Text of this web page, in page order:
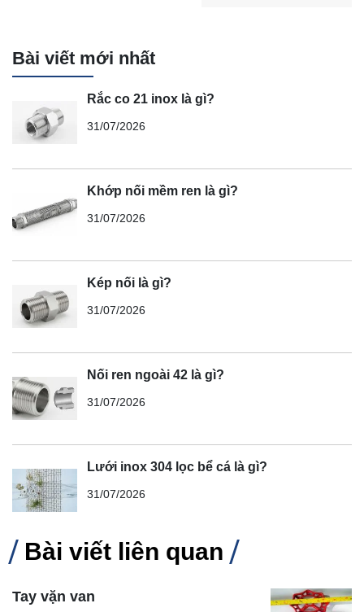
Bài viết mới nhất
Rắc co 21 inox là gì?
31/07/2026
Khớp nối mềm ren là gì?
31/07/2026
Kép nối là gì?
31/07/2026
Nối ren ngoài 42 là gì?
31/07/2026
Lưới inox 304 lọc bể cá là gì?
31/07/2026
Bài viết liên quan
Tay vặn van